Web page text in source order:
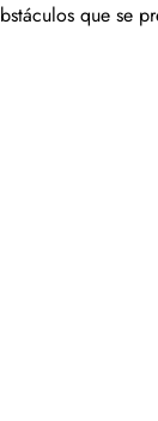
que se